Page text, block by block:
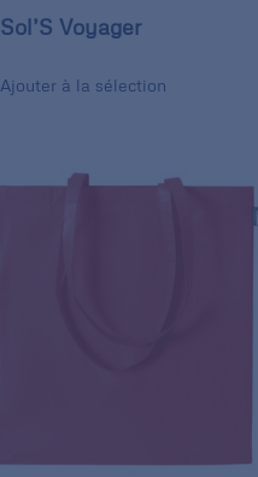
Sol’S Voyager
Ajouter à la sélection